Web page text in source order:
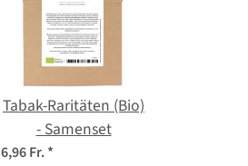
Tabak-Raritäten (Bio)
- Samenset
6,96 Fr.*